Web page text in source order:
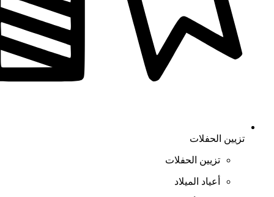
تزيين الحفلات
تزيين الحفلات
أعياد الميلاد